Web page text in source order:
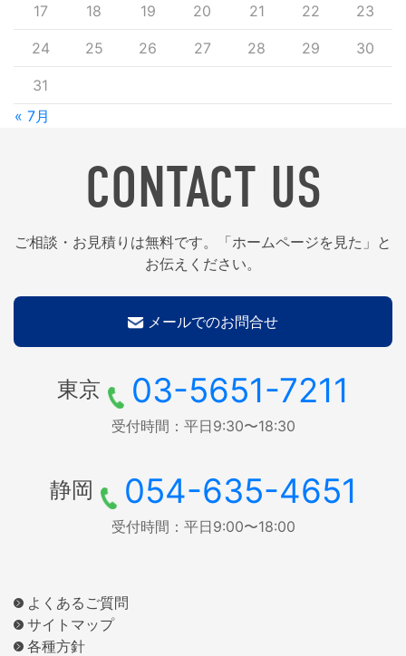
« 7月
17 18 19 20 21 22 23
24 25 26 27 28 29 30
31
CONTACT US
ご相談・お見積りは無料です。「ホームページを見た」と
お伝えください。
メールでのお問合せ
東京 03-5651-7211
受付時間：平日9:30〜18:30
静岡 054-635-4651
受付時間：平日9:00〜18:00
よくあるご質問
サイトマップ
各種方針